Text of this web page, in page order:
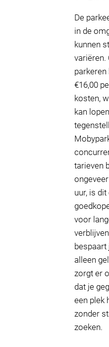
De
in de
kunnen
variëren.
parkeren
€16,00
kosten,
kan
tarieven
uur, is dit
voor
bespaart
alleen
zorgt er
dat je
een plek
zonder
zoeken.